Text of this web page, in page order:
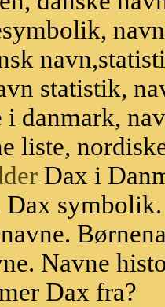
statistik,
i danmark,
liste,
Dax i
Navne
Dax fra?